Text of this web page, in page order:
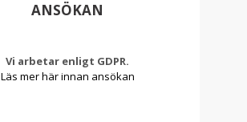
ANSÖKAN
Vi arbetar enligt GDPR.
Läs mer här innan ansökan